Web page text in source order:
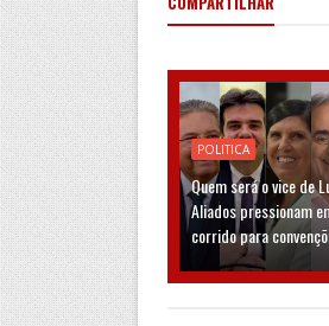
POLITICA
Quem será o vice de
Aliados pressionam
corrido para